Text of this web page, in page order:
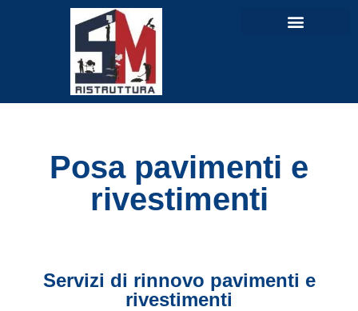
Posa pavimenti e
rivestimenti
Servizi di rinnovo pavimenti e
rivestimenti